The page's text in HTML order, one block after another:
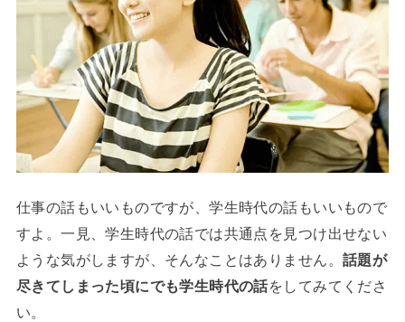
仕事の話もいいものですが、学生時代の話もいいもので
すよ。一見、学生時代の話では共通点を見つけ出せない
ような気がしますが、そんなことはありません。 話題が
尽きてしまった頃にでも学生時代の話をしてみてくださ
い。